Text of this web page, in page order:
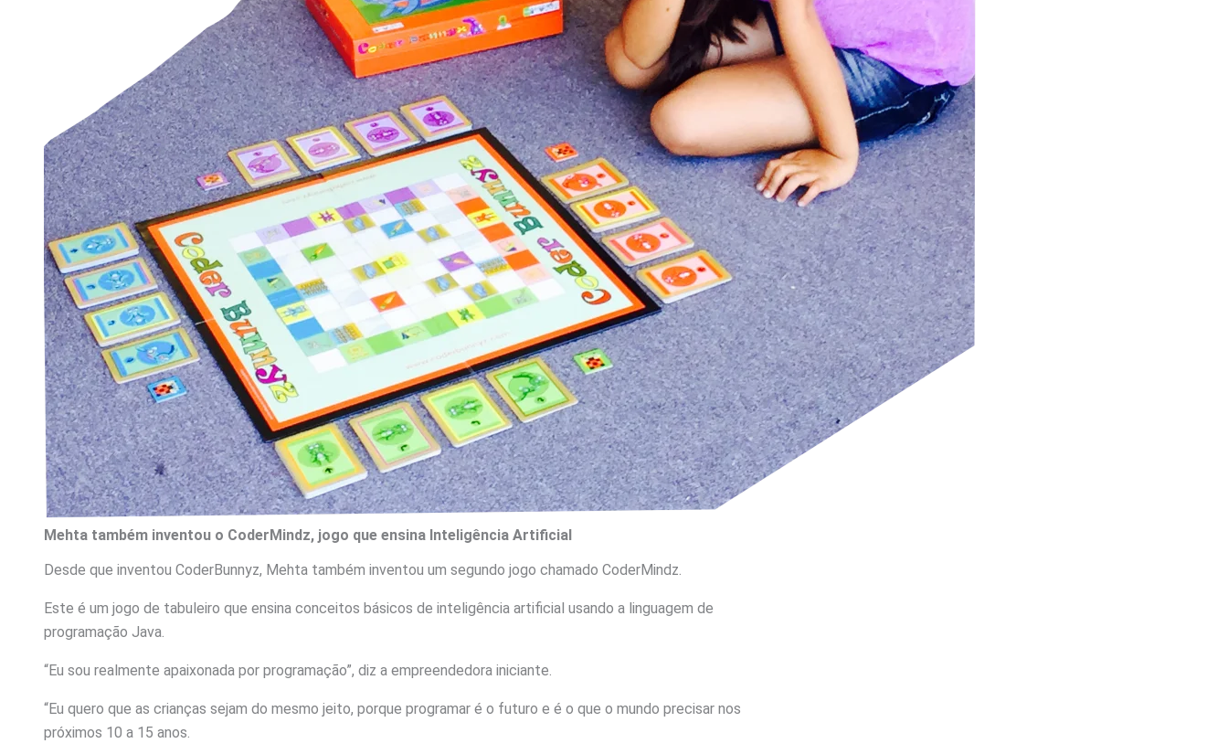
Mehta também inventou o CoderMindz, jogo que ensina Inteligência Artificial
Desde que inventou CoderBunnyz, Mehta também inventou um segundo jogo chamado CoderMindz.
Este é um jogo de tabuleiro que ensina conceitos básicos de inteligência artificial usando a linguagem de
programação Java.
“Eu sou realmente apaixonada por programação”, diz a empreendedora iniciante.
“Eu quero que as crianças sejam do mesmo jeito, porque programar é o futuro e é o que o mundo precisar nos
próximos 10 a 15 anos.